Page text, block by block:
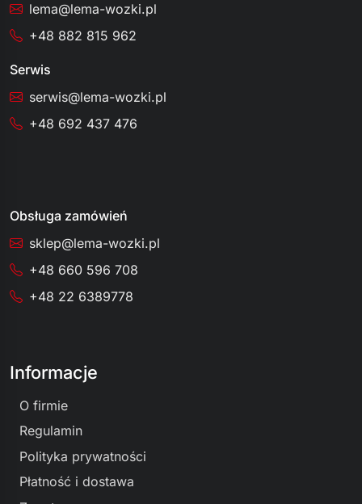
lema@lema-wozki.pl
+48 882 815 962
Serwis
serwis@lema-wozki.pl
+48 692 437 476
Obsługa zamówień
sklep@lema-wozki.pl
+48 660 596 708
+48 22 6389778
Informacje
O firmie
Regulamin
Polityka prywatności
Płatność i dostawa